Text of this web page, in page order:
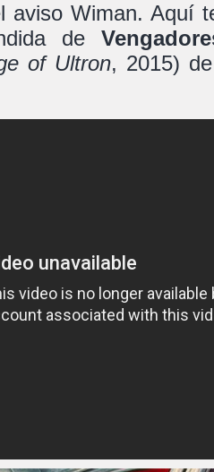
aviso Wiman. Aquí
de
of Ultron, 2015)